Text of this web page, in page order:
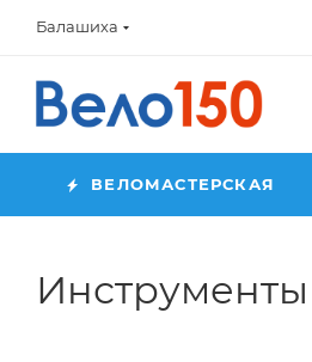
Балашиха
ВЕЛОМАСТЕРСКАЯ
Инструменты